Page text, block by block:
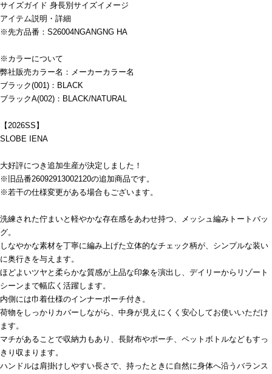
サイズガイド 身長別サイズイメージ
アイテム説明・詳細
※先方品番：S26004NGANGNG HA
※カラーについて
弊社販売カラー名：メーカーカラー名
ブラック(001)：BLACK
ブラックA(002)：BLACK/NATURAL
【2026SS】
SLOBE IENA
大好評につき追加生産が決定しました！
※旧品番26092913002120の追加商品です。
※若干の仕様変更がある場合もございます。
洗練された佇まいと軽やかな存在感をあわせ持つ、メッシュ編みトートバッ
グ。
しなやかな素材を丁寧に編み上げた立体的なチェック柄が、シンプルな装い
に奥行きを与えます。
ほどよいツヤと柔らかな質感が上品な印象を演出し、デイリーからリゾート
シーンまで幅広く活躍します。
内側には巾着仕様のインナーポーチ付き。
荷物をしっかりカバーしながら、中身が見えにくく安心してお使いいただけ
ます。
マチがあることで収納力もあり、長財布やポーチ、ペットボトルなどもすっ
きり収まります。
ハンドルは肩掛けしやすい長さで、持ったときに自然に身体へ沿うバランス